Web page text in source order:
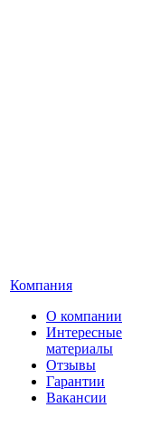
Компания
О компании
Интересные
материалы
Отзывы
Гарантии
Вакансии